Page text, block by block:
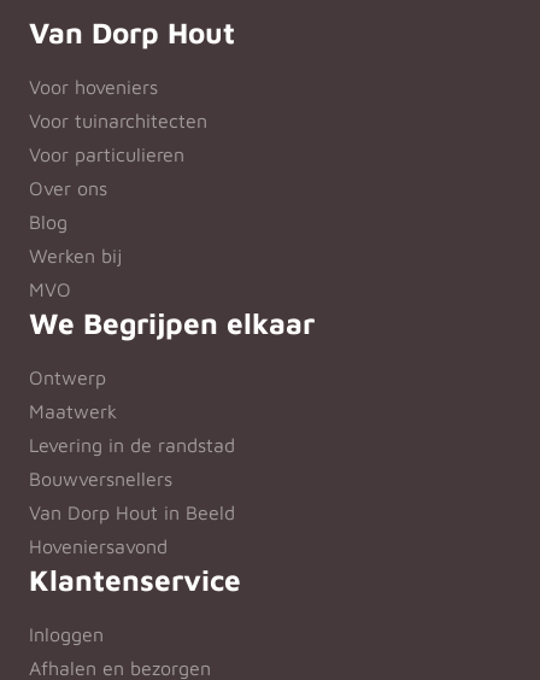
Van Dorp Hout
Voor hoveniers
Voor tuinarchitecten
Voor particulieren
Over ons
Blog
Werken bij
MVO
We Begrijpen elkaar
Ontwerp
Maatwerk
Levering in de randstad
Bouwversnellers
Van Dorp Hout in Beeld
Hoveniersavond
Klantenservice
Inloggen
Afhalen en bezorgen